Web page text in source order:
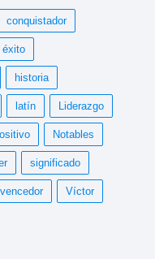
conquistador
éxito
historia
latín Liderazgo
Notables
significado
vencedor Víctor